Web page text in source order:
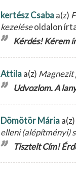
kertész Csabaa(z)
kezeléseoldalon
Kérdés! Kérem
Attilaa(z) Magnezit
Udvozlom. A
Dömötör Máriaa(z)
elleni (alépítményi)
Tisztelt Cím!